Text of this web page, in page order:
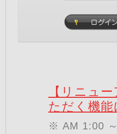
【リニュ
ただく機
※ AM 1:00